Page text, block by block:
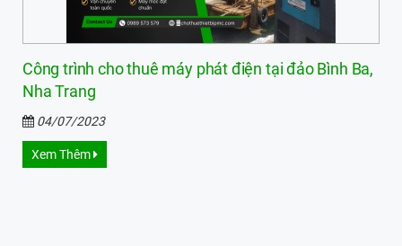
Công trình cho thuê máy phát điện tại đảo Bình Ba,
Nha Trang
04/07/2023
Xem Thêm